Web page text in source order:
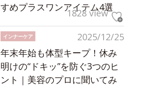
すめプラスワンアイテム4選
1828 view
2025/12/25
インナーケア
年末年始も体型キープ！休み
明けの“ドキッ”を防ぐ3つのヒ
ント｜美容のプロに聞いてみ